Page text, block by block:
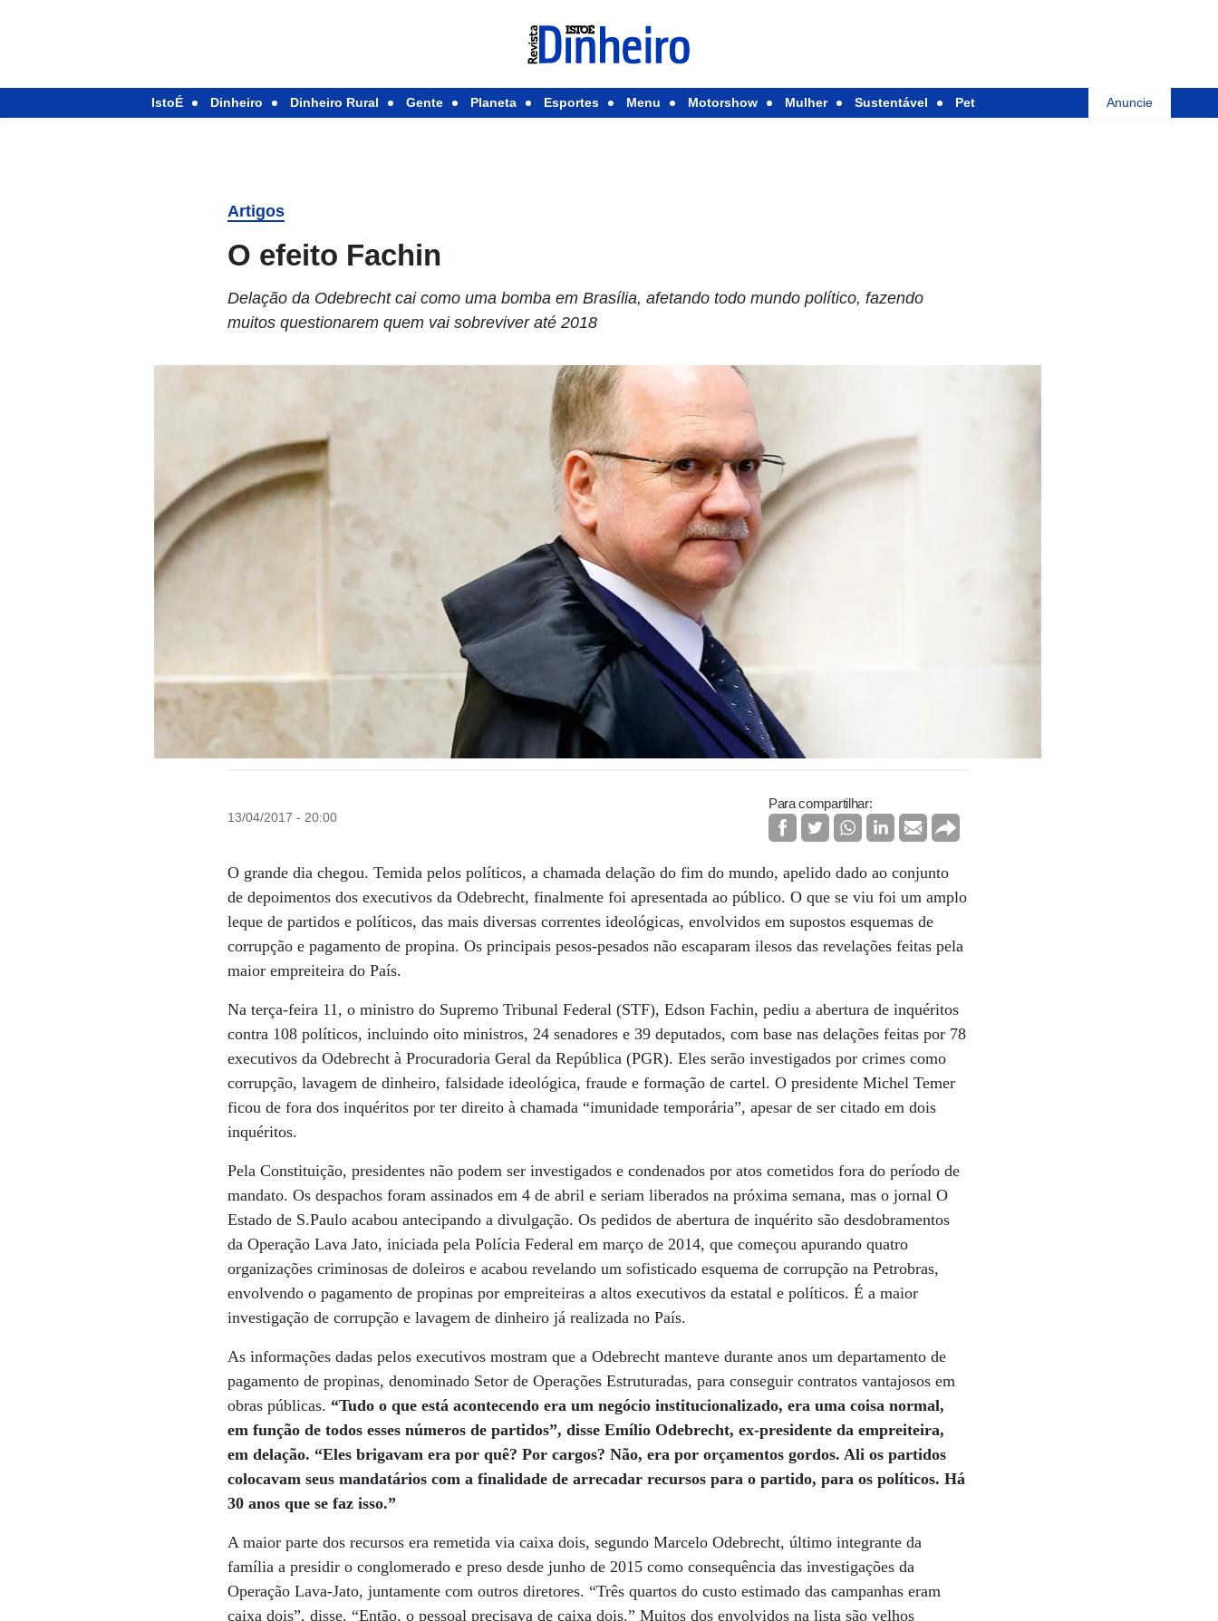
IstoÉ Dinheiro Dinheiro Rural Gente Planeta Esportes Menu Motorshow Mulher Sustentável Pet Anuncie
Artigos
O efeito Fachin
Delação da Odebrecht cai como uma bomba em Brasília, afetando todo mundo político, fazendo
muitos questionarem quem vai sobreviver até 2018
13/04/2017 - 20:00
Para compartilhar:
O grande dia chegou. Temida pelos políticos, a chamada delação do fim do mundo, apelido dado ao conjunto
de depoimentos dos executivos da Odebrecht, finalmente foi apresentada ao público. O que se viu foi um amplo
leque de partidos e políticos, das mais diversas correntes ideológicas, envolvidos em supostos esquemas de
corrupção e pagamento de propina. Os principais pesos-pesados não escaparam ilesos das revelações feitas pela
maior empreiteira do País.
Na terça-feira 11, o ministro do Supremo Tribunal Federal (STF), Edson Fachin, pediu a abertura de inquéritos
contra 108 políticos, incluindo oito ministros, 24 senadores e 39 deputados, com base nas delações feitas por 78
executivos da Odebrecht à Procuradoria Geral da República (PGR). Eles serão investigados por crimes como
corrupção, lavagem de dinheiro, falsidade ideológica, fraude e formação de cartel. O presidente Michel Temer
ficou de fora dos inquéritos por ter direito à chamada “imunidade temporária”, apesar de ser citado em dois
inquéritos.
Pela Constituição, presidentes não podem ser investigados e condenados por atos cometidos fora do período de
mandato. Os despachos foram assinados em 4 de abril e seriam liberados na próxima semana, mas o jornal O
Estado de S.Paulo acabou antecipando a divulgação. Os pedidos de abertura de inquérito são desdobramentos
da Operação Lava Jato, iniciada pela Polícia Federal em março de 2014, que começou apurando quatro
organizações criminosas de doleiros e acabou revelando um sofisticado esquema de corrupção na Petrobras,
envolvendo o pagamento de propinas por empreiteiras a altos executivos da estatal e políticos. É a maior
investigação de corrupção e lavagem de dinheiro já realizada no País.
As informações dadas pelos executivos mostram que a Odebrecht manteve durante anos um departamento de
pagamento de propinas, denominado Setor de Operações Estruturadas, para conseguir contratos vantajosos em
obras públicas. “Tudo o que está acontecendo era um negócio institucionalizado, era uma coisa normal,
em função de todos esses números de partidos”, disse Emílio Odebrecht, ex-presidente da empreiteira,
em delação. “Eles brigavam era por quê? Por cargos? Não, era por orçamentos gordos. Ali os partidos
colocavam seus mandatários com a finalidade de arrecadar recursos para o partido, para os políticos. Há
30 anos que se faz isso.”
A maior parte dos recursos era remetida via caixa dois, segundo Marcelo Odebrecht, último integrante da
família a presidir o conglomerado e preso desde junho de 2015 como consequência das investigações da
Operação Lava-Jato, juntamente com outros diretores. “Três quartos do custo estimado das campanhas eram
caixa dois”, disse. “Então, o pessoal precisava de caixa dois.” Muitos dos envolvidos na lista são velhos